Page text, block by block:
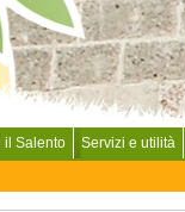
il Salento Servizi e utilità